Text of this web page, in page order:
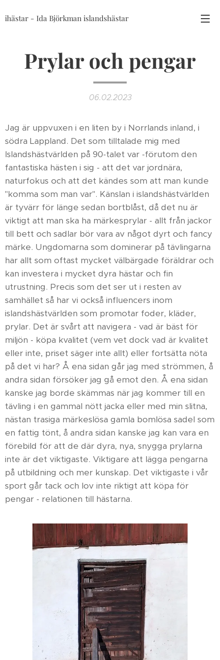
ihästar - Ida Björkman islandshästar
Prylar och pengar
06.02.2023
Jag är uppvuxen i en liten by i Norrlands inland, i
södra Lappland. Det som tilltalade mig med
Islandshästvärlden på 90-talet var -förutom den
fantastiska hästen i sig - att det var jordnära,
naturfokus och att det kändes som att man kunde
"komma som man var". Känslan i islandshästvärlden
är tyvärr för länge sedan bortblåst, då det nu är
viktigt att man ska ha märkesprylar - allt från jackor
till bett och sadlar bör vara av något dyrt och fancy
märke. Ungdomarna som dominerar på tävlingarna
har allt som oftast mycket välbärgade föräldrar och
kan investera i mycket dyra hästar och fin
utrustning. Precis som det ser ut i resten av
samhället så har vi också influencers inom
islandshästvärlden som promotar foder, kläder,
prylar. Det är svårt att navigera - vad är bäst för
miljön - köpa kvalitet (vem vet dock vad är kvalitet
eller inte, priset säger inte allt) eller fortsätta nöta
på det vi har? Å ena sidan går jag med strömmen, å
andra sidan försöker jag gå emot den. Å ena sidan
kanske jag borde skämmas när jag kommer till en
tävling i en gammal nött jacka eller med min slitna,
nästan trasiga märkeslösa gamla bomlösa sadel som
en fattig tönt, å andra sidan kanske jag kan vara en
förebild för att de där dyra, nya, snygga prylarna
inte är det viktigaste. Viktigare att lägga pengarna
på utbildning och mer kunskap. Det viktigaste i vår
sport går tack och lov inte riktigt att köpa för
pengar - relationen till hästarna.